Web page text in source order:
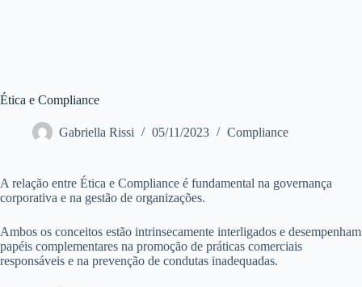
Ética e Compliance
Gabriella Rissi 05/11/2023 Compliance
A relação entre Ética e Compliance é fundamental na governança
corporativa e na gestão de organizações.
Ambos os conceitos estão intrinsecamente interligados e desempenham
papéis complementares na promoção de práticas comerciais
responsáveis e na prevenção de condutas inadequadas.